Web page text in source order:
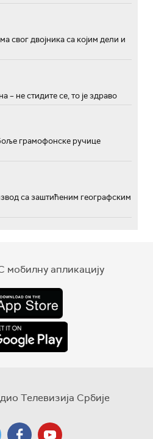
свог двојника са којим дели и
– не стидите се, то је здраво
грамофонске ручице
са заштићеним географским
мобилну апликацију
Телевизија Србије